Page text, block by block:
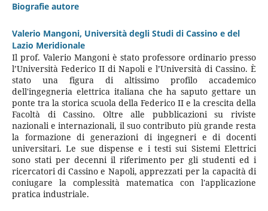
Biografie autore
Valerio Mangoni, Università degli Studi di Cassino e del
Lazio Meridionale
Il prof. Valerio Mangoni è stato professore ordinario presso
l’Università Federico II di Napoli e l’Università di Cassino. È
stato una figura di altissimo profilo accademico
dell'ingegneria elettrica italiana che ha saputo gettare un
ponte tra la storica scuola della Federico II e la crescita della
Facoltà di Cassino. Oltre alle pubblicazioni su riviste
nazionali e internazionali, il suo contributo più grande resta
la formazione di generazioni di ingegneri e di docenti
universitari. Le sue dispense e i testi sui Sistemi Elettrici
sono stati per decenni il riferimento per gli studenti ed i
ricercatori di Cassino e Napoli, apprezzati per la capacità di
coniugare la complessità matematica con l'applicazione
pratica industriale.